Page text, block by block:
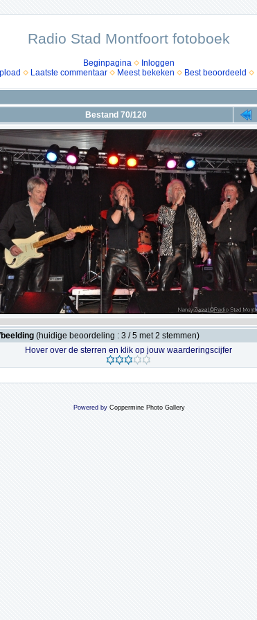
Radio Stad Montfoort fotoboek
Beginpagina
Inloggen
Laatste commentaar Meest bekeken Best beoordeeld
Bestand 70/120
(huidige beoordeling : 3 / 5 met 2 stemmen)
Hover over de sterren en klik op jouw waarderingscijfer
Powered by Coppermine Photo Gallery